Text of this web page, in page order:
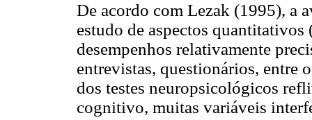
De acordo com Lezak (1995), a
estudo de aspectos
desempenhos relativamente
entrevistas, questionários, entre
dos testes neuropsicológicos
cognitivo, muitas variáveis